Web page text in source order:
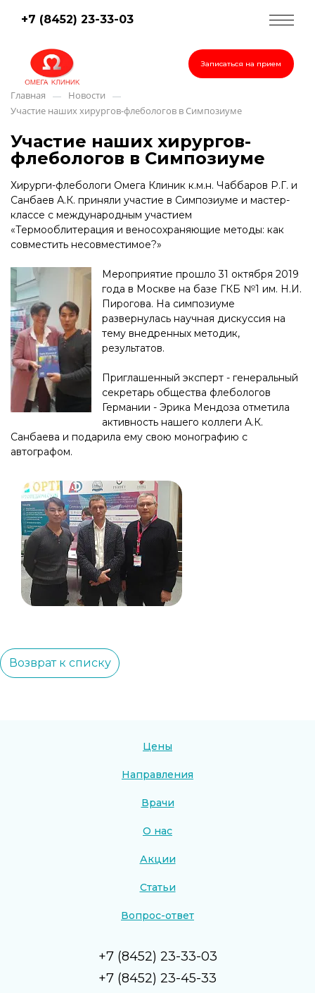
Записаться на прием
+7 (8452) 23-33-03
Главная — Новости —
Участие наших хирургов-флебологов в Симпозиуме
Участие наших хирургов-
флебологов в Симпозиуме
Хирурги-флебологи Омега Клиник к.м.н. Чаббаров Р.Г. и
Санбаев А.К. приняли участие в Симпозиуме и мастер-
классе с международным участием
«Термооблитерация и веносохраняющие методы: как
совместить несовместимое?»
Мероприятие прошло 31 октября 2019
года в Москве на базе ГКБ №1 им. Н.И.
Пирогова. На симпозиуме
развернулась научная дискуссия на
тему внедренных методик,
результатов.
Приглашенный эксперт - генеральный
секретарь общества флебологов
Германии - Эрика Мендоза отметила
активность нашего коллеги А.К.
Санбаева и подарила ему свою монографию с
автографом.
Возврат к списку
+7 (8452) 23-33-03
+7 (8452) 23-45-33
Цены
Направления
Врачи
О нас
Акции
Статьи
Вопрос-ответ